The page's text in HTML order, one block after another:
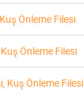
Önleme Filesi
Önleme Filesi
Kuş Önleme Filesi